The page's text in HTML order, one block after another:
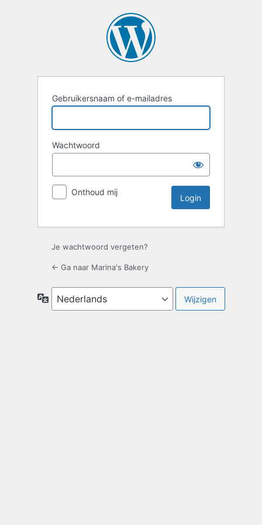
Gebruikersnaam of e-mailadres
Wachtwoord
Onthoud mij
Je wachtwoord vergeten?
← Ga naar Marina's Bakery
Taal